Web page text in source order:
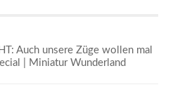
Auch unsere Züge wollen mal
| Miniatur Wunderland